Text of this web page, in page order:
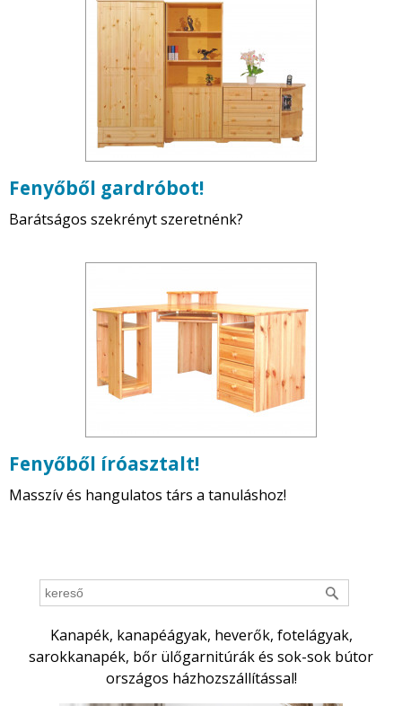
Fenyőből gardróbot!
Barátságos szekrényt szeretnénk?
Fenyőből íróasztalt!
Masszív és hangulatos társ a tanuláshoz!
Kanapék, kanapéágyak, heverők, fotelágyak,
sarokkanapék, bőr ülőgarnitúrák és sok-sok bútor
országos házhozszállítással!